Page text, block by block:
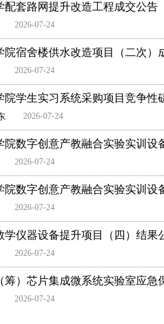
配套路网提升改造工程成交公告
2026-07-24
院宿舍楼供水改造项目（二次）
2026-07-24
院学生实习系统采购项目竞争性
2026-07-24
院数字创意产教融合实验实训
2026-07-24
院数字创意产教融合实验实训
2026-07-24
学仪器设备提升项目（四）结果
2026-07-24
筹）芯片集成微系统实验室应
2026-07-24